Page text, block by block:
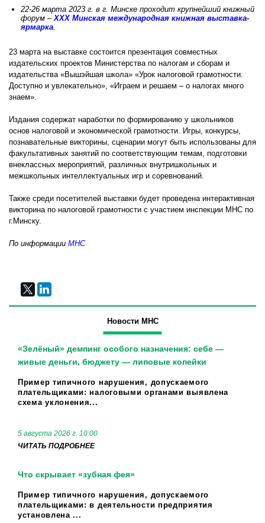
22-26 марта 2023 г. в г. Минске проходит крупнейший книжный
форум –XXX Минская международная книжная выставка-
ярмарка.
23 марта на выставке состоится презентация совместных
издательских проектов Министерства по налогам и сборам и
издательства «Вышэйшая школа» «Урок налоговой грамотности.
Доступно и увлекательно», «Играем и решаем – о налогах много
знаем».
Издания содержат наработки по формированию у школьников
основ налоговой и экономической грамотности. Игры, конкурсы,
познавательные викторины, сценарии могут быть использованы для
факультативных занятий по соответствующим темам, подготовки
внеклассных мероприятий, различных внутришкольных и
межшкольных интеллектуальных игр и соревнований.
Также среди посетителей выставки будет проведена интерактивная
викторина по налоговой грамотности с участием инспекции МНС по
г.Минску.
По информации МНС
Новости МНС
«Зелёный» демпинг особого назначения: себе —
живые деньги, бюджету — липовые копейки
Пример типичного нарушения, допускаемого
плательщиками: налоговыми органами выявлена
схема уклонения...
5 августа 2026 г. 10:00
ЧИТАТЬ ПОДРОБНЕЕ
Что скрывает «зубная фея»
Пример типичного нарушения, допускаемого
плательщиками: в деятельности предприятия
установлена ...